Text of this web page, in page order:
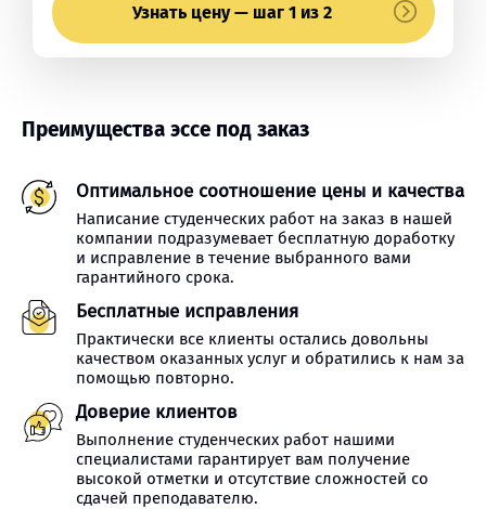
Узнать цену — шаг 1 из 2
Преимущества эссе под заказ
Оптимальное соотношение цены и качества
Написание студенческих работ на заказ в нашей
компании подразумевает бесплатную доработку
и исправление в течение выбранного вами
гарантийного срока.
Бесплатные исправления
Практически все клиенты остались довольны
качеством оказанных услуг и обратились к нам за
помощью повторно.
Доверие клиентов
Выполнение студенческих работ нашими
специалистами гарантирует вам получение
высокой отметки и отсутствие сложностей со
сдачей преподавателю.